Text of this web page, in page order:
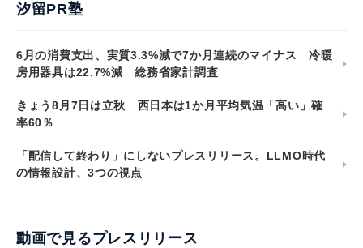
汐留PR塾
6月の消費支出、実質3.3%減で7か月連続のマイナス 冷暖
房用器具は22.7%減 総務省家計調査
きょう8月7日は立秋 西日本は1か月平均気温「高い」確
率60％
「配信して終わり」にしないプレスリリース。LLMO時代
の情報設計、3つの視点
動画で見るプレスリリース